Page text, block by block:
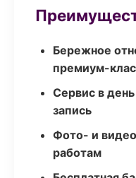
Бережное
премиум-
Сервис в
запись
Фото- и
работам